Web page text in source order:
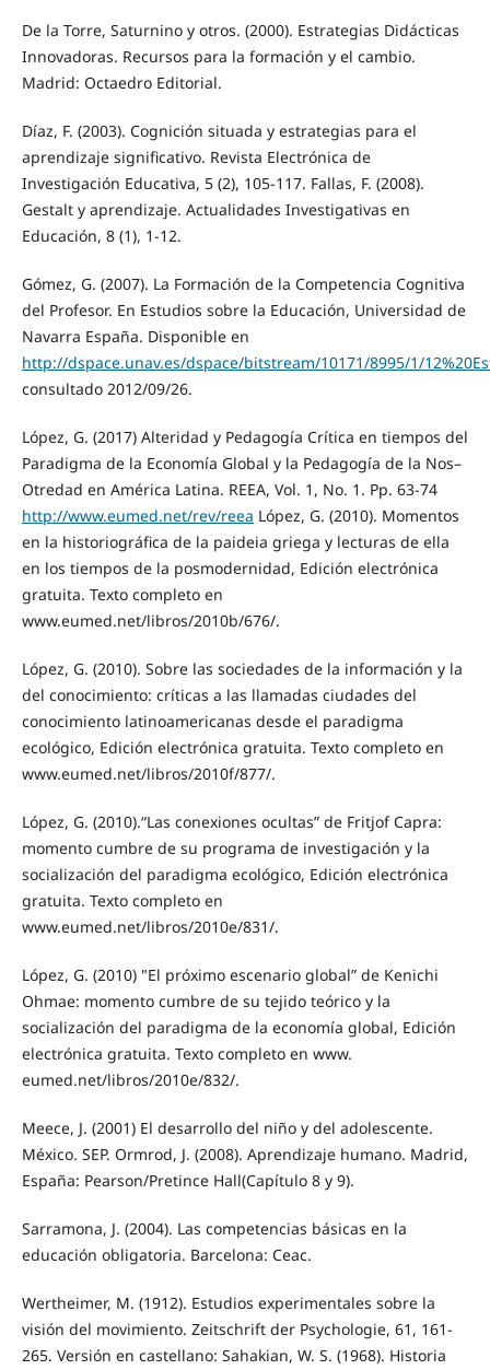
De la Torre, Saturnino y otros. (2000). Estrategias Didácticas
Innovadoras. Recursos para la formación y el cambio.
Madrid: Octaedro Editorial.
Díaz, F. (2003). Cognición situada y estrategias para el
aprendizaje significativo. Revista Electrónica de
Investigación Educativa, 5 (2), 105-117. Fallas, F. (2008).
Gestalt y aprendizaje. Actualidades Investigativas en
Educación, 8 (1), 1-12.
Gómez, G. (2007). La Formación de la Competencia Cognitiva
del Profesor. En Estudios sobre la Educación, Universidad de
Navarra España. Disponible en
http://dspace.unav.es/dspace/bitstream/10171/8995/1/
consultado 2012/09/26.
López, G. (2017) Alteridad y Pedagogía Crítica en tiempos del
Paradigma de la Economía Global y la Pedagogía de la Nos–
Otredad en América Latina. REEA, Vol. 1, No. 1. Pp. 63-74
http://www.eumed.net/rev/reea López, G. (2010). Momentos
en la historiográfica de la paideia griega y lecturas de ella
en los tiempos de la posmodernidad, Edición electrónica
gratuita. Texto completo en
www.eumed.net/libros/2010b/676/.
López, G. (2010). Sobre las sociedades de la información y la
del conocimiento: críticas a las llamadas ciudades del
conocimiento latinoamericanas desde el paradigma
ecológico, Edición electrónica gratuita. Texto completo en
www.eumed.net/libros/2010f/877/.
López, G. (2010).“Las conexiones ocultas” de Fritjof Capra:
momento cumbre de su programa de investigación y la
socialización del paradigma ecológico, Edición electrónica
gratuita. Texto completo en
www.eumed.net/libros/2010e/831/.
López, G. (2010) "El próximo escenario global” de Kenichi
Ohmae: momento cumbre de su tejido teórico y la
socialización del paradigma de la economía global, Edición
electrónica gratuita. Texto completo en www.
eumed.net/libros/2010e/832/.
Meece, J. (2001) El desarrollo del niño y del adolescente.
México. SEP. Ormrod, J. (2008). Aprendizaje humano. Madrid,
España: Pearson/Pretince Hall(Capítulo 8 y 9).
Sarramona, J. (2004). Las competencias básicas en la
educación obligatoria. Barcelona: Ceac.
Wertheimer, M. (1912). Estudios experimentales sobre la
visión del movimiento. Zeitschrift der Psychologie, 61, 161-
265. Versión en castellano: Sahakian, W. S. (1968). Historia